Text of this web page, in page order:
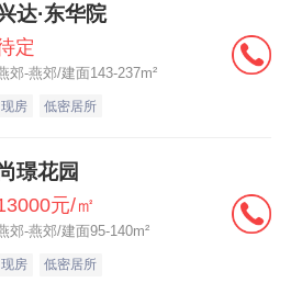
送银行审批；5、借款合
抵押人填写（借款合同）
字、盖手印后，由公证
款合同公证书到产权处
、开户、放款：借款人开
款至该账户（注：原则
房、安居房可用作抵押
达·东华院
定
郊-燕郊/建面143-237m²
现房 低密居所
璟花园
元/㎡
郊-燕郊/建面95-140m²
现房 低密居所